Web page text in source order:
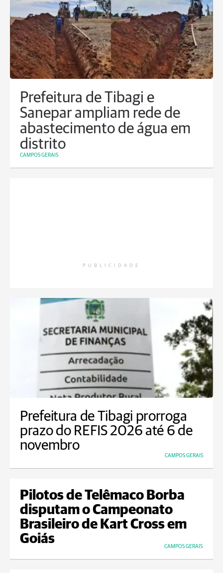
Prefeitura de Tibagi e
Sanepar ampliam rede de
abastecimento de água em
distrito
CAMPOS GERAIS
PUBLICIDADE
Prefeitura de Tibagi prorroga
prazo do REFIS 2026 até 6 de
novembro
CAMPOS GERAIS
Pilotos de Telêmaco Borba
disputam o Campeonato
Brasileiro de Kart Cross em
Goiás
CAMPOS GERAIS